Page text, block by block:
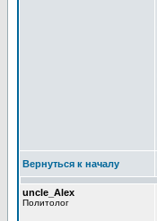
Вернуться к началу
uncle_Alex
Политолог